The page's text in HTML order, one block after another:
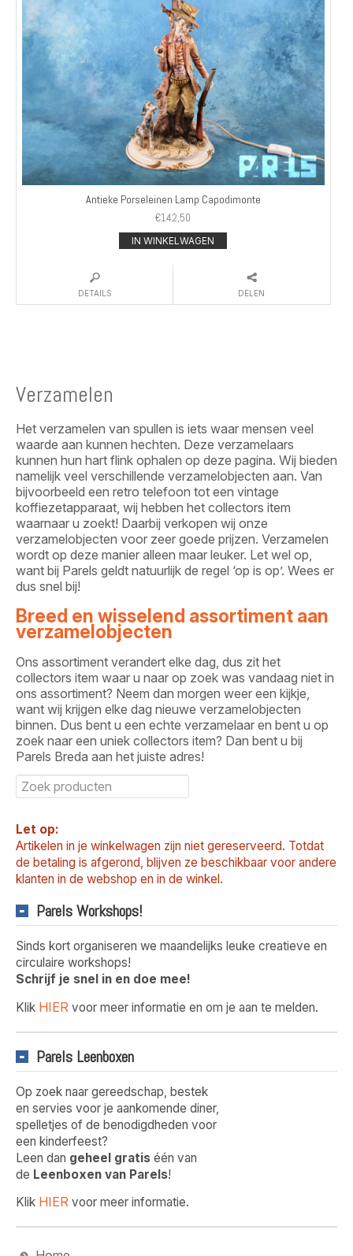
Antieke Porseleinen Lamp Capodimonte
€142,50
IN WINKELWAGEN
DETAILS DELEN
Verzamelen
Het verzamelen van spullen is iets waar mensen veel
waarde aan kunnen hechten. Deze verzamelaars
kunnen hun hart flink ophalen op deze pagina. Wij bieden
namelijk veel verschillende verzamelobjecten aan. Van
bijvoorbeeld een retro telefoon tot een vintage
koffiezetapparaat, wij hebben het collectors item
waarnaar u zoekt! Daarbij verkopen wij onze
verzamelobjecten voor zeer goede prijzen. Verzamelen
wordt op deze manier alleen maar leuker. Let wel op,
want bij Parels geldt natuurlijk de regel ‘op is op’. Wees er
dus snel bij!
Breed en wisselend assortiment aan
verzamelobjecten
Ons assortiment verandert elke dag, dus zit het
collectors item waar u naar op zoek was vandaag niet in
ons assortiment? Neem dan morgen weer een kijkje,
want wij krijgen elke dag nieuwe verzamelobjecten
binnen. Dus bent u een echte verzamelaar en bent u op
zoek naar een uniek collectors item? Dan bent u bij
Parels Breda aan het juiste adres!
Let op:
Artikelen in je winkelwagen zijn niet gereserveerd. Totdat
de betaling is afgerond, blijven ze beschikbaar voor andere
klanten in de webshop en in de winkel.
Parels Workshops!
Sinds kort organiseren we maandelijks leuke creatieve en
circulaire workshops!
Schrijf je snel in en doe mee!
Klik HIER voor meer informatie en om je aan te melden.
Parels Leenboxen
Op zoek naar gereedschap, bestek
en servies voor je aankomende diner,
spelletjes of de benodigdheden voor
een kinderfeest?
Leen dan geheel gratis één van
de Leenboxen van Parels!
Klik HIER voor meer informatie.